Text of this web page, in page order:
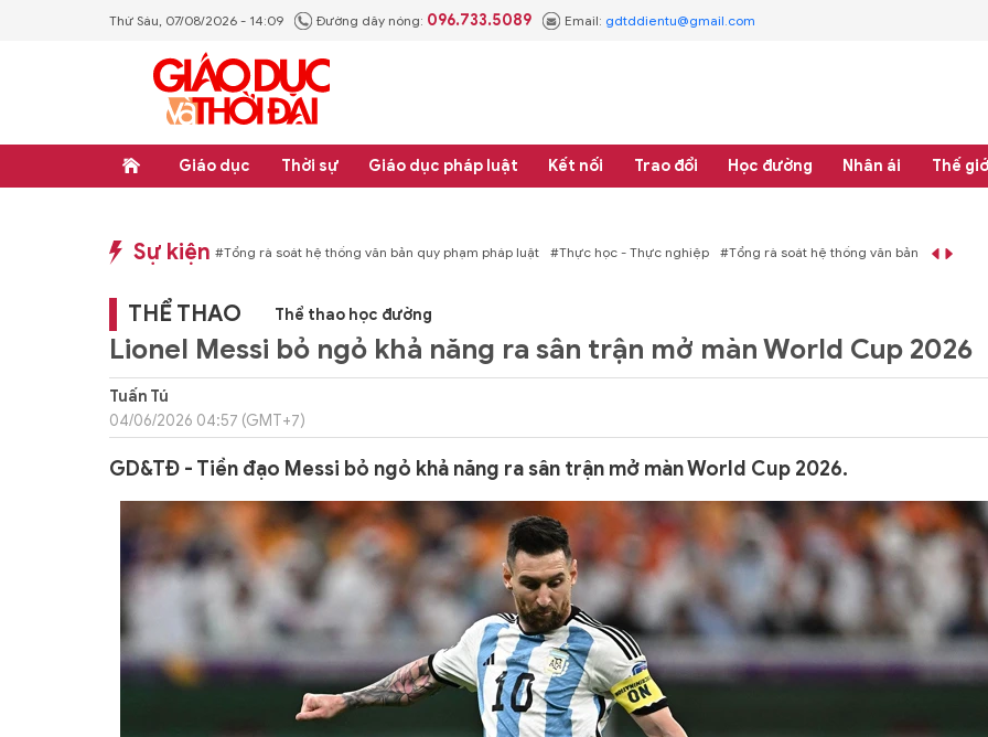
Thứ Sáu, 07/08/2026 - 14:09 Đường dây nóng: 096.733.5089 Email: gdtddientu@gmail.com
Giáo dục Thời sự Giáo dục pháp luật Kết nối Trao đổi Học đường Nhân ái Thế
Sự kiện
văn bản quy phạm pháp luật #Thực học - Thực nghiệp #Tổng rà soát hệ thống văn bản quy phạm pháp luật
THỂ THAO Thể thao học đường
Lionel Messi bỏ ngỏ khả năng ra sân trận mở màn World Cup 2026
Tuấn Tú
04/06/2026 04:57 (GMT+7)
GD&TĐ - Tiền đạo Messi bỏ ngỏ khả năng ra sân trận mở màn World Cup 2026.